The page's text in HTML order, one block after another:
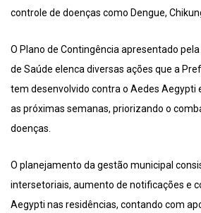
controle de doenças como Dengue,
O Plano de Contingência apresentado
de Saúde elenca diversas ações que a
tem desenvolvido contra o Aedes Aegypti
as próximas semanas, priorizando o
doenças.
O planejamento da gestão municipal
intersetoriais, aumento de notificações e
Aegypti nas residências, contando com